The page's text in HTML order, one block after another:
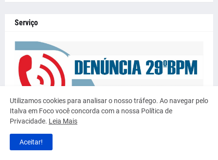
Serviço
Utilizamos cookies para analisar o nosso tráfego. Ao navegar pelo
Italva em Foco você concorda com a nossa Política de
Privacidade. Leia Mais
Aceitar!